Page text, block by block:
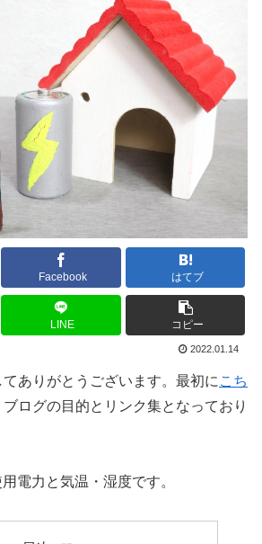
Facebook はてブ
LINE コピー
2022.01.14
ありがとうございます。最初に こち
ログの目的とリンク集となっており
電力と気温・湿度です。